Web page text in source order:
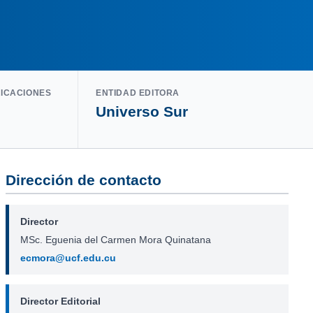
ENTIDAD EDITORA
Universo Sur
Dirección de contacto
Director
MSc. Eguenia del Carmen Mora Quinatana
ecmora@ucf.edu.cu
Director Editorial